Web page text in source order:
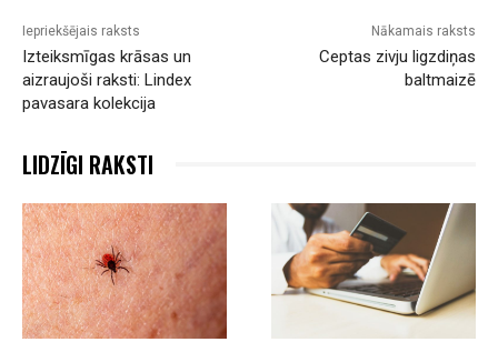
Iepriekšējais raksts
Izteiksmīgas krāsas un
aizraujoši raksti: Lindex
pavasara kolekcija
Nākamais raksts
Ceptas zivju ligzdiņas
baltmaizē
LIDZĪGI RAKSTI